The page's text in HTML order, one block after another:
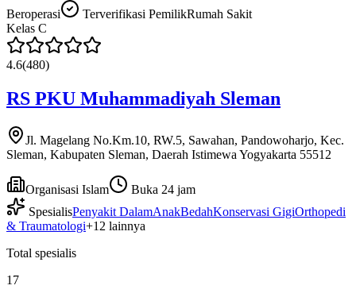
Beroperasi
Terverifikasi PemilikRumah Sakit
Kelas C
4.6(480)
RS PKU Muhammadiyah Sleman
Jl. Magelang No.Km.10, RW.5, Sawahan, Pandowoharjo, Kec.
Sleman, Kabupaten Sleman, Daerah Istimewa Yogyakarta 55512
Organisasi Islam
Buka 24 jam
SpesialisPenyakit DalamAnakBedahKonservasi GigiOrthopedi
& Traumatologi+12 lainnya
Total spesialis
17